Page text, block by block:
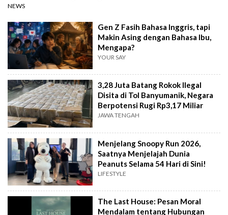
NEWS
Gen Z Fasih Bahasa Inggris, tapi
Makin Asing dengan Bahasa Ibu,
Mengapa?
YOUR SAY
3,28 Juta Batang Rokok Ilegal
Disita di Tol Banyumanik, Negara
Berpotensi Rugi Rp3,17 Miliar
JAWA TENGAH
Menjelang Snoopy Run 2026,
Saatnya Menjelajah Dunia
Peanuts Selama 54 Hari di Sini!
LIFESTYLE
The Last House: Pesan Moral
Mendalam tentang Hubungan